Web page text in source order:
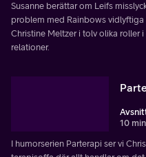
Susanne berättar om Leifs
problem med Rainbows vidlyftiga
Christine Meltzer i tolv olika roller
relationer.
10 min
I humorserien Parterapi ser vi